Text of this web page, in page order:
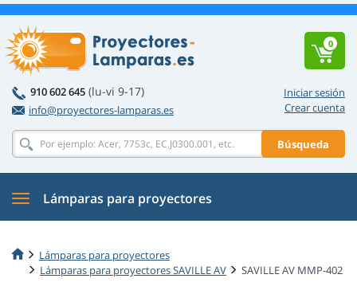
Iniciar sesión
Crear cuenta
910 602 645 (lu-vi 9-17)
info@proyectores-lamparas.es
Búsqueda
0
Lámparas para proyectores
Lámparas para proyectores
Lámparas para proyectores SAVILLE AV
SAVILLE AV MMP-402